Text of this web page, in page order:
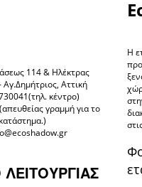
Η
114 & Ηλέκτρας
Αττική
κέντρο)
γραμμή για το
κατάστημα.)